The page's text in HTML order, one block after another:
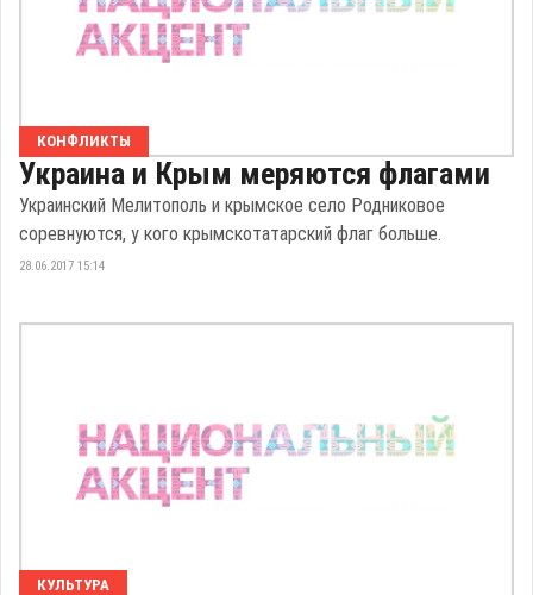
КОНФЛИКТЫ
Украина и Крым меряются флагами
Украинский Мелитополь и крымское село Родниковое
соревнуются, у кого крымскотатарский флаг больше.
28.06.2017 15:14
КУЛЬТУРА